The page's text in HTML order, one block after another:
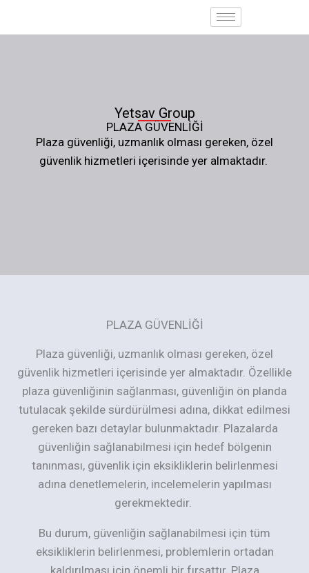
Yetsav Group
PLAZA GÜVENLIĞI
Plaza güvenliği, uzmanlık olması gereken, özel
güvenlik hizmetleri içerisinde yer almaktadır.
PLAZA GÜVENLIĞI
Plaza güvenliği, uzmanlık olması gereken, özel
güvenlik hizmetleri içerisinde yer almaktadır. Özellikle
plaza güvenliğinin sağlanması, güvenliğin ön planda
tutulacak şekilde sürdürülmesi adına, dikkat edilmesi
gereken bazı detaylar bulunmaktadır. Plazalarda
güvenliğin sağlanabilmesi için hedef bölgenin
tanınması, güvenlik için eksikliklerin belirlenmesi
adına denetlemelerin, incelemelerin yapılması
gerekmektedir.
Bu durum, güvenliğin sağlanabilmesi için tüm
eksikliklerin belirlenmesi, problemlerin ortadan
kaldırılması için önemli bir fırsattır. Plaza